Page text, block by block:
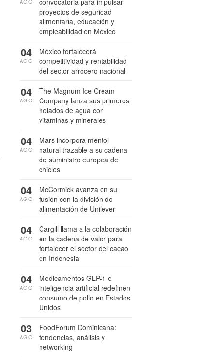
convocatoria para impulsar
proyectos de seguridad
alimentaria, educación y
empleabilidad en México
México fortalecerá
competitividad y rentabilidad
del sector arrocero nacional
04
AGO
The Magnum Ice Cream
Company lanza sus primeros
helados de agua con
vitaminas y minerales
04
AGO
Mars incorpora mentol
natural trazable a su cadena
de suministro europea de
chicles
04
AGO
McCormick avanza en su
fusión con la división de
alimentación de Unilever
04
AGO
Cargill llama a la colaboración
en la cadena de valor para
fortalecer el sector del cacao
en Indonesia
04
AGO
Medicamentos GLP-1 e
inteligencia artificial redefinen
consumo de pollo en Estados
Unidos
04
AGO
FoodForum Dominicana:
tendencias, análisis y
networking
03
AGO